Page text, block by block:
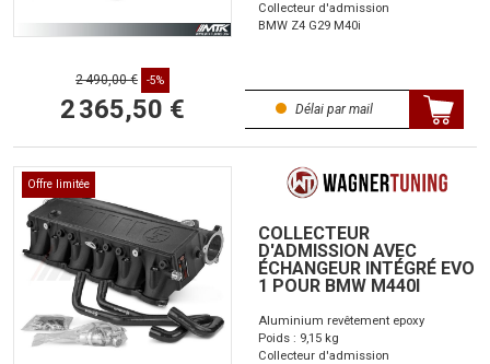
Collecteur d'admission
BMW Z4 G29 M40i
2 490,00 € -5%
2 365,50 € Délai par mail
Offre limitée
COLLECTEUR
D'ADMISSION AVEC
ÉCHANGEUR INTÉGRÉ EVO
1 POUR BMW M440I
Aluminium revêtement epoxy
Poids : 9,15 kg
Collecteur d'admission